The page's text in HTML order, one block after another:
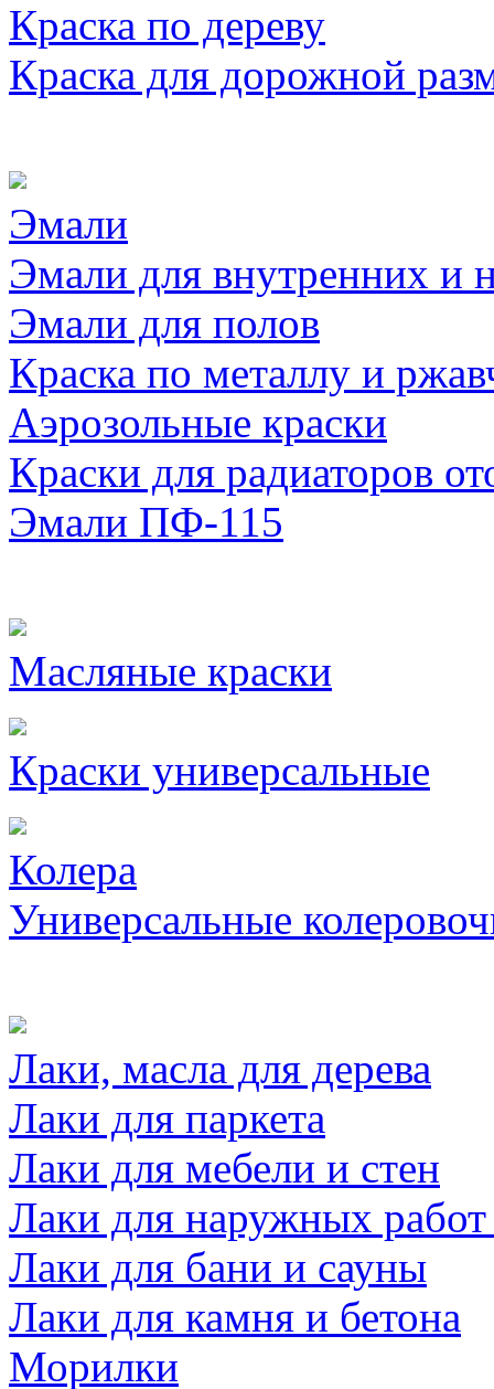
Краска по дереву
Краска для дорожной
Эмали
Эмали для внутренних и
Эмали для полов
Краска по металлу и
Аэрозольные краски
Краски для радиаторов
Эмали ПФ-115
Масляные краски
Краски универсальные
Колера
Универсальные
Лаки, масла для дерева
Лаки для паркета
Лаки для мебели и стен
Лаки для наружных
Лаки для бани и сауны
Лаки для камня и бетона
Морилки